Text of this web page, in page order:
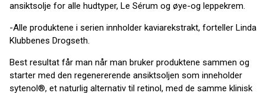
ansiktsolje for alle hudtyper, Le Sérum og øye-og leppekrem.
-Alle produktene i serien innholder kaviarekstrakt, forteller Linda
Klubbenes Drogseth.
Best resultat får man når man bruker produktene sammen og
starter med den regenererende ansiktsoljen som inneholder
sytenol®, et naturlig alternativ til retinol, med de samme klinisk